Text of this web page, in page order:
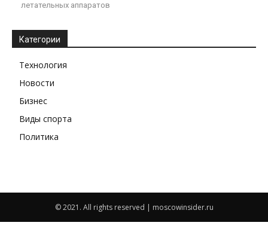
летательных аппаратов
Категории
Технология
Новости
Бизнес
Виды спорта
Политика
© 2021. All rights reserved | moscowinsider.ru